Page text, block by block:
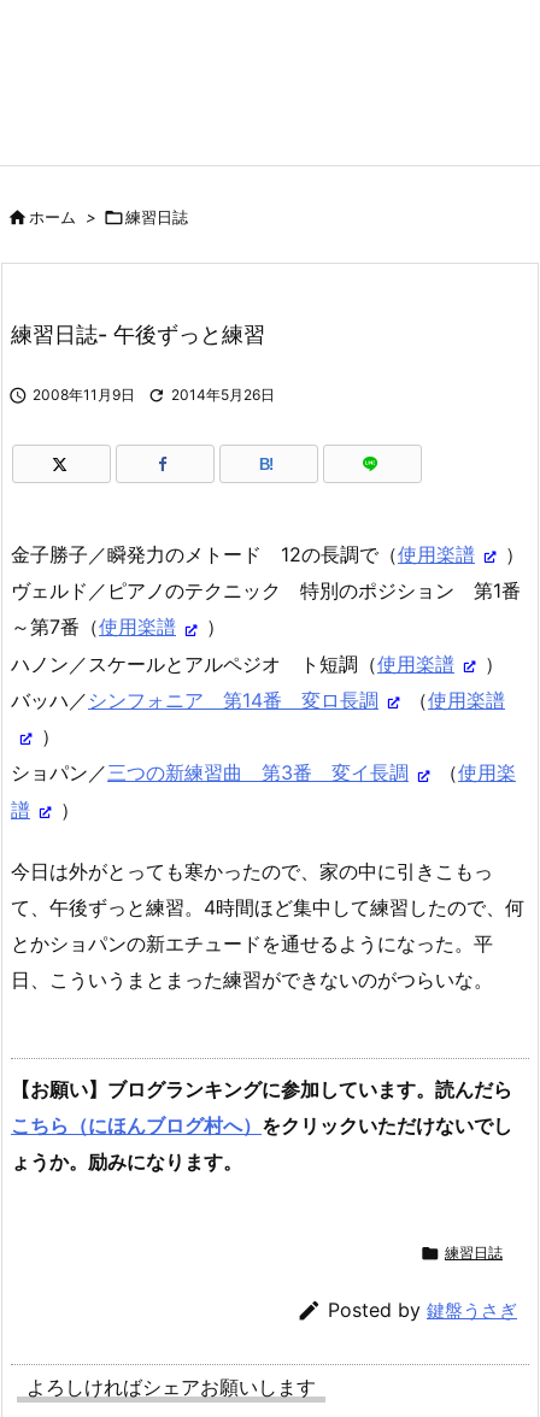
ホーム > 練習日誌
練習日誌- 午後ずっと練習
 2008年11月9日  2014年5月26日
B!
金子勝子／瞬発力のメトード 12の長調で（使用楽譜
）
ヴェルド／ピアノのテクニック 特別のポジション 第1番
～第7番（使用楽譜
）
ハノン／スケールとアルペジオ ト短調（使用楽譜
）
バッハ／ シンフォニア 第14番 変ロ長調 （使用楽譜
）
ショパン／三つの新練習曲 第3番 変イ長調 （使用楽
譜
）
今日は外がとっても寒かったので、家の中に引きこもっ
て、午後ずっと練習。4時間ほど集中して練習したので、何
とかショパンの新エチュードを通せるようになった。平
日、こういうまとまった練習ができないのがつらいな。
【お願い】ブログランキングに参加しています。読んだら
こちら（にほんブログ村へ） をクリックいただけないでし
ょうか。励みになります。
 練習日誌
 Posted by 鍵盤うさぎ
よろしければシェアお願いします